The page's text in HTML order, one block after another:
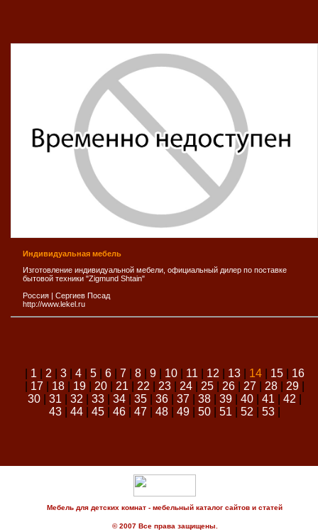
Индивидуальная мебель
Изготовление индивидуальной мебели, официальный дилер по поставке
бытовой техники "Zigmund Shtain"
Россия | Сергиев Посад
http://www.lekel.ru
1 2 3| 4| 5| 6| 7| 8| 9| 10| 11 12 13| 14| 15| 16
17| 18| 19| 20| 21 22 23| 24| 25| 26| 27| 28| 29|
30| 31 32 33| 34| 35| 36| 37| 38| 39| 40| 41 42
43| 44| 45| 46| 47| 48| 49| 50| 51 52 53|
Мебель для детских комнат - мебельный каталог сайтов и статей
© 2007 Все права защищены.